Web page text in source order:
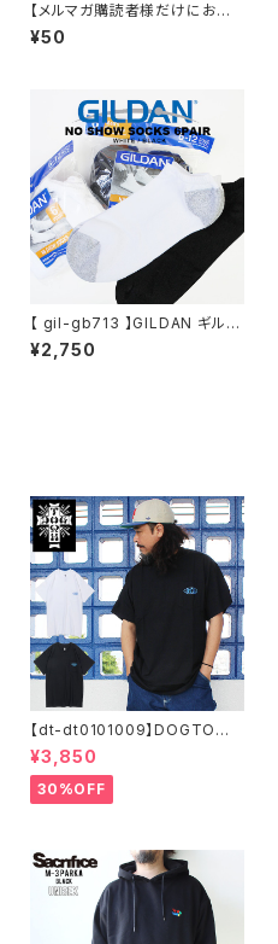
【メルマガ購読者様だけにお得
な割引クーポン進呈】
¥50
【 gil-gb713 】GILDAN ギルダ
ン 6P MENS NO SHOW SO
CKS ショートソックス ジム スポ
¥2,750
【dt-dt0101009】DOGTOWN
ドッグタウン D.T.S. POCKET
S/S T-SHIRTS 半袖 ショート
スリーブT 大きいサイズ 半袖 M
L XL 大きめ デザイン プリント
¥3,850
30%OFF